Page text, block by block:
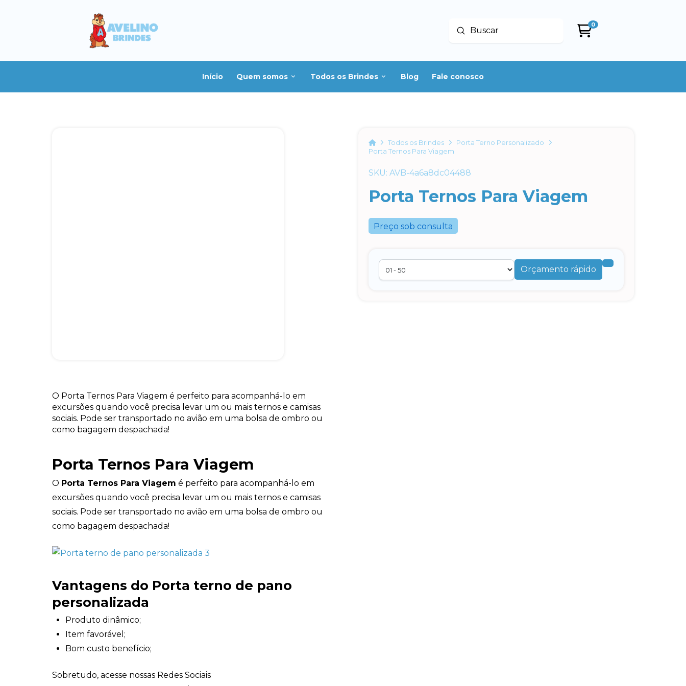
Buscar
Enviar
0
Início Quem somos Todos os Brindes Blog Fale conosco
HomeTodos os Brindes
Porta Terno Personalizado
Porta Ternos Para Viagem
SKU: AVB-4a6a8dc04488
Porta Ternos Para Viagem
Preço sob consulta
Orçamento rápido
O Porta Ternos Para Viagem é perfeito para acompanhá-lo em
excursões quando você precisa levar um ou mais ternos e camisas
sociais. Pode ser transportado no avião em uma bolsa de ombro ou
como bagagem despachada!
Porta Ternos Para Viagem
O Porta Ternos Para Viagem é perfeito para acompanhá-lo em
excursões quando você precisa levar um ou mais ternos e camisas
sociais. Pode ser transportado no avião em uma bolsa de ombro ou
como bagagem despachada!
Vantagens do Porta terno de pano
personalizada
Produto dinâmico;
Item favorável;
Bom custo benefício;
Sobretudo, acesse nossas Redes Sociais